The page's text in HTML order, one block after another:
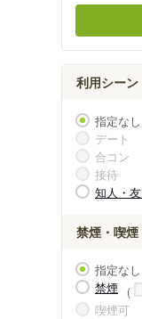
利用シーン
指定なし
デート
合コン
接待
知人・
禁煙・喫煙
指定なし
禁煙
喫煙可